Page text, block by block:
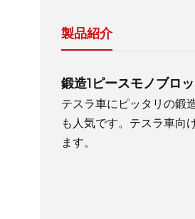
製品紹介
鍛造1ピースモノブロ
テスラ車にピッタリの鍛
も人気です。テスラ車向
ます。